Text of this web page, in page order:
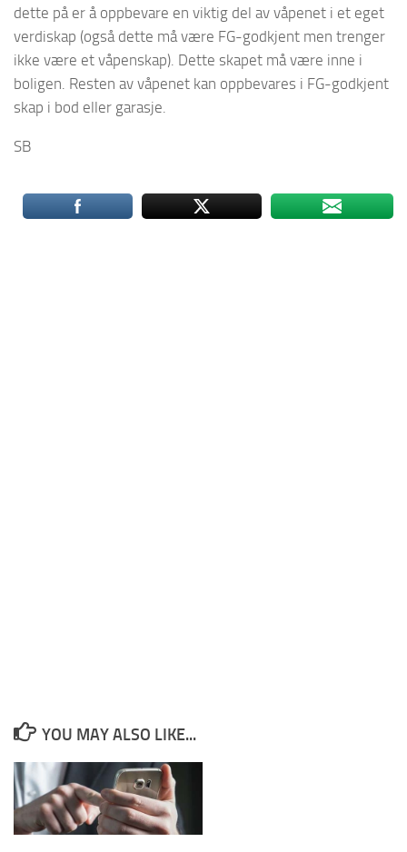
dette på er å oppbevare en viktig del av våpenet i et eget
verdiskap (også dette må være FG-godkjent men trenger
ikke være et våpenskap). Dette skapet må være inne i
boligen. Resten av våpenet kan oppbevares i FG-godkjent
skap i bod eller garasje.
SB
YOU MAY ALSO LIKE...